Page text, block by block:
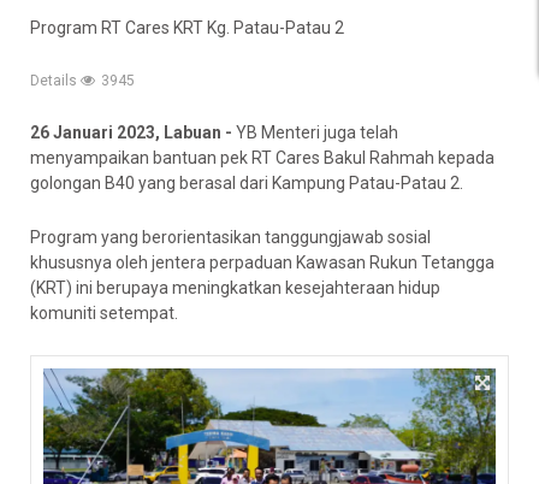
Program RT Cares KRT Kg. Patau-Patau 2
Details 3945
26 Januari 2023, Labuan - YB Menteri juga telah
menyampaikan bantuan pek RT Cares Bakul Rahmah kepada
golongan B40 yang berasal dari Kampung Patau-Patau 2.
Program yang berorientasikan tanggungjawab sosial
khususnya oleh jentera perpaduan Kawasan Rukun Tetangga
(KRT) ini berupaya meningkatkan kesejahteraan hidup
komuniti setempat.